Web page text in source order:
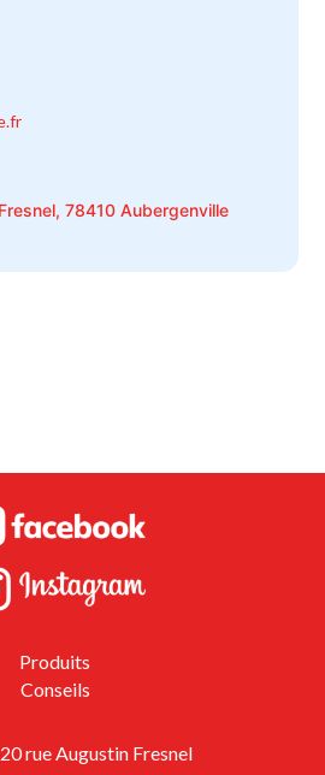
78410 Aubergenville
Produits
Conseils
rue Augustin Fresnel